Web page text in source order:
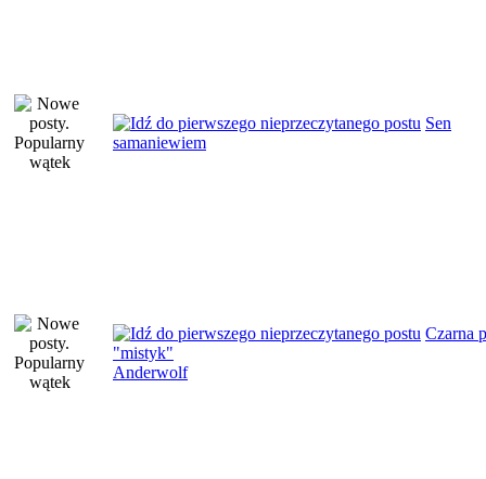
Sen
samaniewiem
Czarna
"mistyk"
Anderwolf